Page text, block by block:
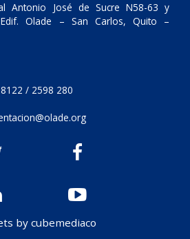
Antonio José de Sucre N58-63 y
Edif. Olade – San Carlos, Quito –
/ 2598 280
by cubemediaco